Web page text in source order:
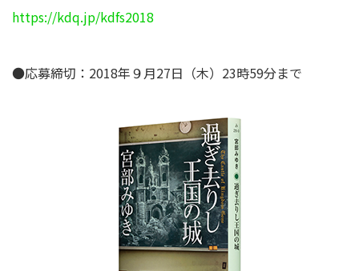
https://kdq.jp/kdfs2018
●応募締切：2018年９月27日（木）23時59分まで